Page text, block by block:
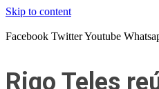
Skip to content
Facebook TwitterYoutube
Rigo Teles